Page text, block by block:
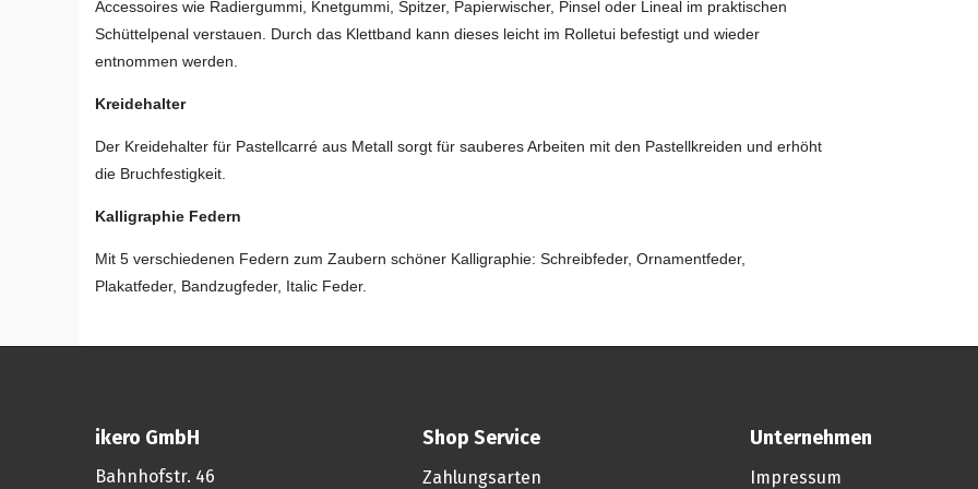
Accessoires wie Radiergummi, Knetgummi, Spitzer, Papierwischer, Pinsel oder Lineal im praktischen
Schüttelpenal verstauen. Durch das Klettband kann dieses leicht im Rolletui befestigt und wieder
entnommen werden.
Kreidehalter
Der Kreidehalter für Pastellcarré aus Metall sorgt für sauberes Arbeiten mit den Pastellkreiden und erhöht
die Bruchfestigkeit.
Kalligraphie Federn
Mit 5 verschiedenen Federn zum Zaubern schöner Kalligraphie: Schreibfeder, Ornamentfeder,
Plakatfeder, Bandzugfeder, Italic Feder.
ikero GmbH
Bahnhofstr. 46
Shop Service
Zahlungsarten
Unternehmen
Impressum